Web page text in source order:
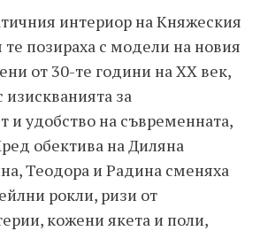
интериор наКняжеския
позираха с модели на новия
от 30-те години на XX век,
изискванията за
и удобство на съвременната,
обектива на Диляна
Теодора и Радина сменяха
рокли, ризи от
кожени якета и поли,